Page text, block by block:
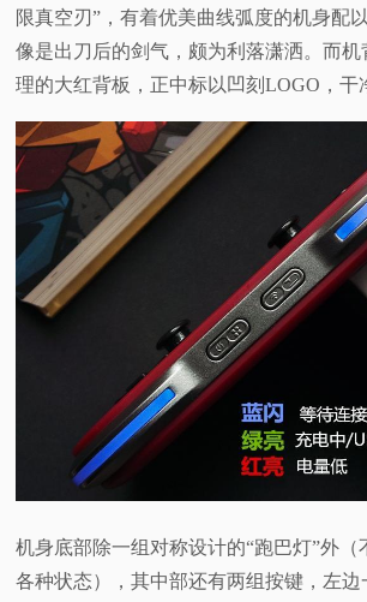
限真空刃”，有着优美曲线弧度的机身配
像是出刀后的剑气，颇为利落潇洒。而
理的大红背板，正中标以凹刻LOGO，干
机身底部除一组对称设计的“跑巴灯”外（
各种状态），其中部还有两组按键，左边